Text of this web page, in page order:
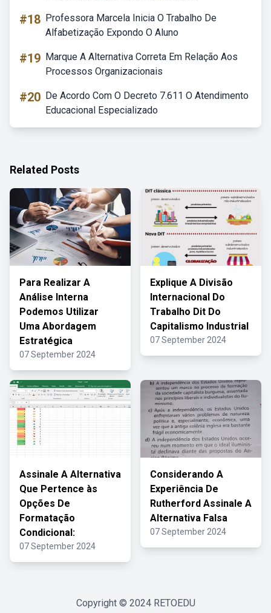
#18 Professora Marcela Inicia O Trabalho De
Alfabetização Expondo O Aluno
#19 Marque A Alternativa Correta Em Relação Aos
Processos Organizacionais
#20 De Acordo Com O Decreto 7.611 O Atendimento
Educacional Especializado
Related Posts
Para Realizar A
Análise Interna
Podemos Utilizar
Uma Abordagem
Estratégica
07 September 2024
Explique A Divisão
Internacional Do
Trabalho Dit Do
Capitalismo Industrial
07 September 2024
Assinale A Alternativa
Que Pertence às
Opções De
Formatação
Condicional:
07 September 2024
Considerando A
Experiência De
Rutherford Assinale A
Alternativa Falsa
07 September 2024
Copyright © 2024 RETOEDU